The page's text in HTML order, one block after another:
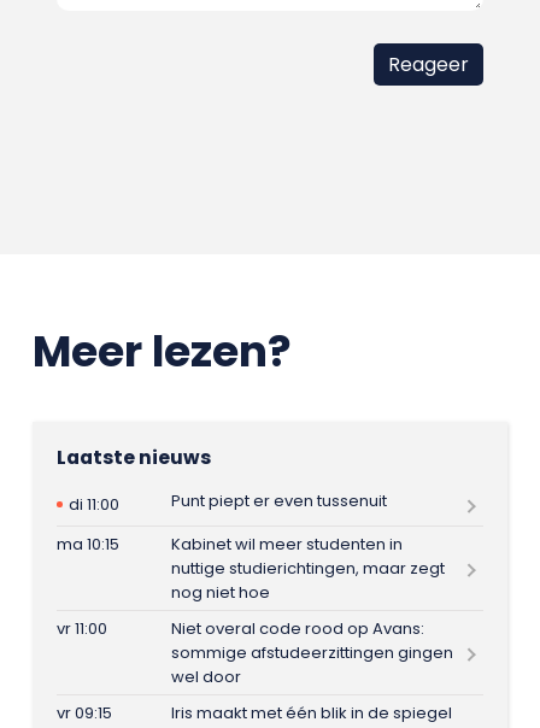
Meer lezen?
Laatste nieuws
di 11:00
Punt piept er even tussenuit
ma 10:15
Kabinet wil meer studenten in
nuttige studierichtingen, maar zegt
nog niet hoe
vr 11:00
Niet overal code rood op Avans:
sommige afstudeerzittingen gingen
wel door
vr 09:15
Iris maakt met één blik in de spiegel